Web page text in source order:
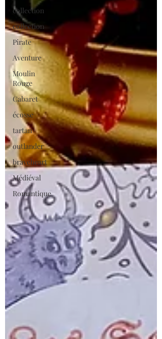
collection
collection
Pirate
Aventure
Moulin
Rouge
Cabaret
écosse
tartan
outlander
braveheart
Médiéval
Romantique